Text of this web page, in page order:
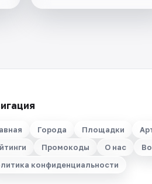
Города Площадки
Промокоды О нас
конфиденциальности